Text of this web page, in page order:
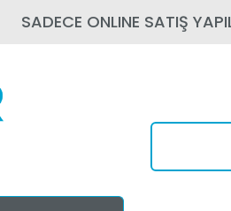
SADECE ONLINE SATIŞ